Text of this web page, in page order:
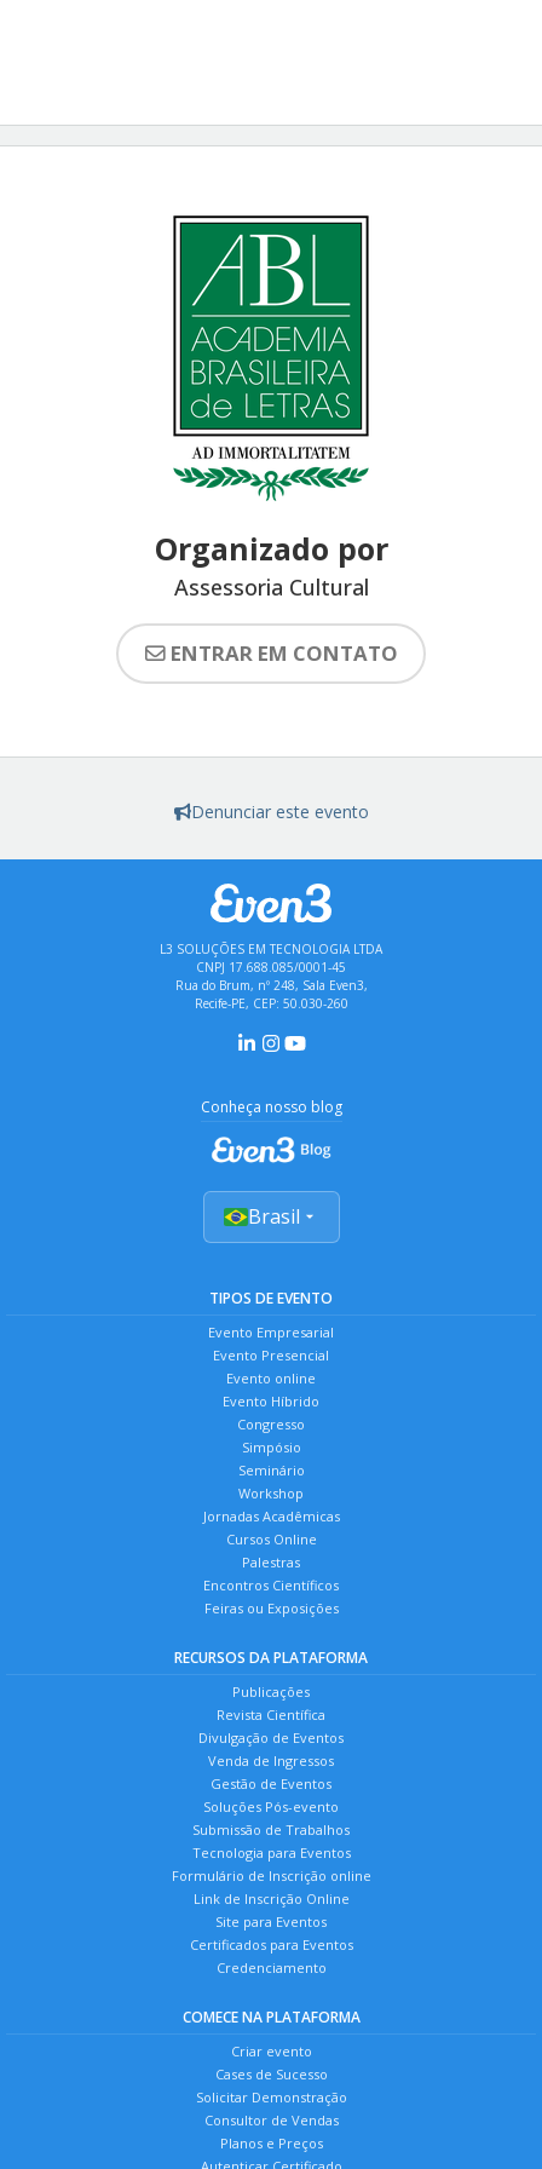
Organizado por
Assessoria Cultural
ENTRAR EM CONTATO
Denunciar este evento
L3 SOLUÇÕES EM TECNOLOGIA LTDA
CNPJ 17.688.085/0001-45
Rua do Brum, nº 248, Sala Even3,
Recife-PE, CEP: 50.030-260
Conheça nosso blog
Brasil
TIPOS DE EVENTO
Evento Empresarial
Evento Presencial
Evento online
Evento Híbrido
Congresso
Simpósio
Seminário
Workshop
Jornadas Acadêmicas
Cursos Online
Palestras
Encontros Científicos
Feiras ou Exposições
RECURSOS DA PLATAFORMA
Publicações
Revista Científica
Divulgação de Eventos
Venda de Ingressos
Gestão de Eventos
Soluções Pós-evento
Submissão de Trabalhos
Tecnologia para Eventos
Formulário de Inscrição online
Link de Inscrição Online
Site para Eventos
Certificados para Eventos
Credenciamento
COMECE NA PLATAFORMA
Criar evento
Cases de Sucesso
Solicitar Demonstração
Consultor de Vendas
Planos e Preços